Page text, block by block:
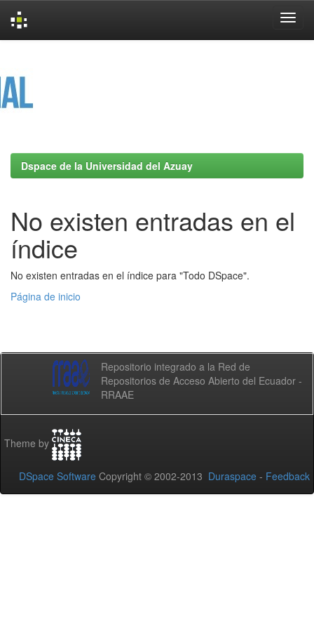
Dspace de la Universidad del Azuay
No existen entradas en el
índice
No existen entradas en el índice para "Todo DSpace".
Página de inicio
Repositorio integrado a la Red de
Repositorios de Acceso Abierto del Ecuador -
RRAAE
Theme by
DSpace Software Copyright © 2002-2013 Duraspace - Feedback